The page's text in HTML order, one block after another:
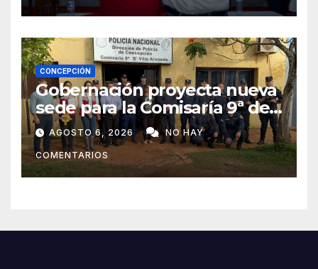
CONCEPCIÓN
Gobernación proyecta nueva
sede para la Comisaría 9ª de
Villa Armando tras verificar
las condiciones edilicias
AGOSTO 6, 2026 NO HAY
COMENTARIOS